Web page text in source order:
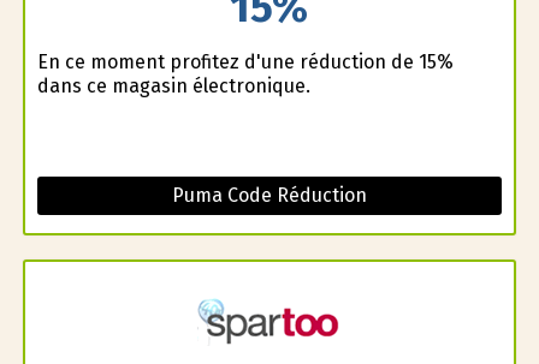
En ce moment profitez d'une réduction de 15%
dans ce magasin électronique.
Puma Code Réduction